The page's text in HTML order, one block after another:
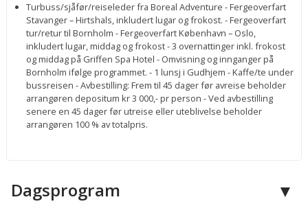
Turbuss/sjåfør/reiseleder fra Boreal Adventure - Fergeoverfart
Stavanger – Hirtshals, inkludert lugar og frokost. - Fergeoverfart
tur/retur til Bornholm - Fergeoverfart København – Oslo,
inkludert lugar, middag og frokost - 3 overnattinger inkl. frokost
og middag på Griffen Spa Hotel - Omvisning og innganger på
Bornholm ifølge programmet. - 1 lunsj i Gudhjem - Kaffe/te under
bussreisen - Avbestilling: Frem til 45 dager før avreise beholder
arrangøren depositum kr 3 000,- pr person - Ved avbestilling
senere en 45 dager før utreise eller uteblivelse beholder
arrangøren 100 % av totalpris.
Dagsprogram